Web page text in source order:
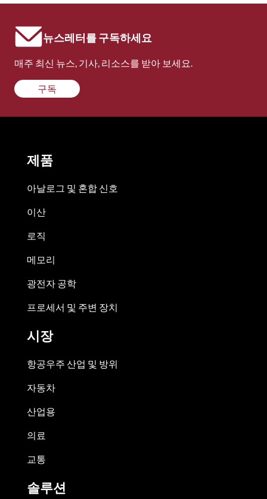
뉴스레터를 구독하세요
매주 최신 뉴스, 기사, 리소스를 받아 보세요.
구독
제품
아날로그 및 혼합 신호
이산
로직
메모리
광전자 공학
프로세서 및 주변 장치
시장
항공우주 산업 및 방위
자동차
산업용
의료
교통
솔루션